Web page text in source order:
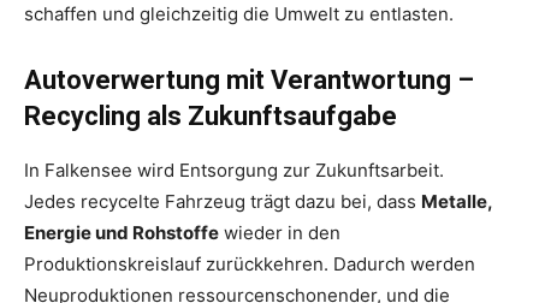
schaffen und gleichzeitig die Umwelt zu entlasten.
Autoverwertung mit Verantwortung –
Recycling als Zukunftsaufgabe
In Falkensee wird Entsorgung zur Zukunftsarbeit.
Jedes recycelte Fahrzeug trägt dazu bei, dass Metalle,
Energie und Rohstoffe wieder in den
Produktionskreislauf zurückkehren. Dadurch werden
Neuproduktionen ressourcenschonender, und die